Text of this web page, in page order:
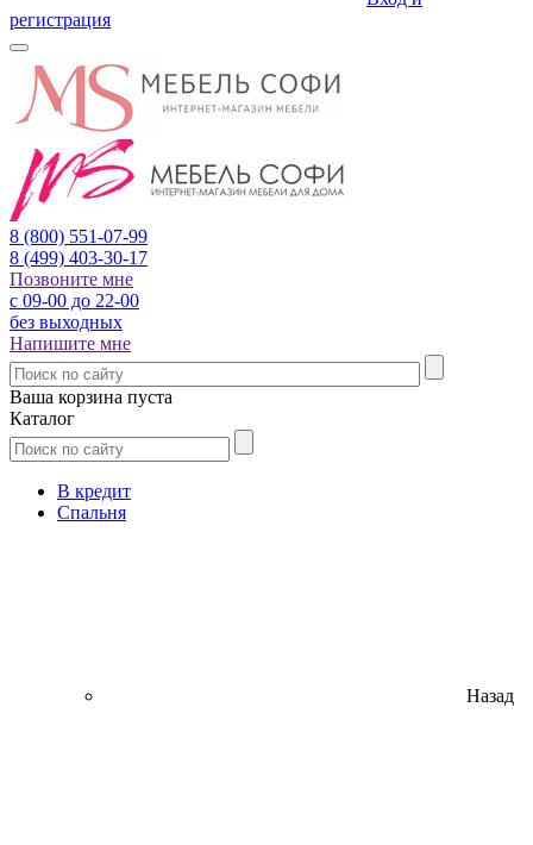
регистрация
8 (800) 551-07-99
8 (499) 403-30-17
Позвоните мне
с 09-00 до 22-00
без выходных
Напишите мне
Ваша корзина пуста
Каталог
В кредит
Спальня
Назад